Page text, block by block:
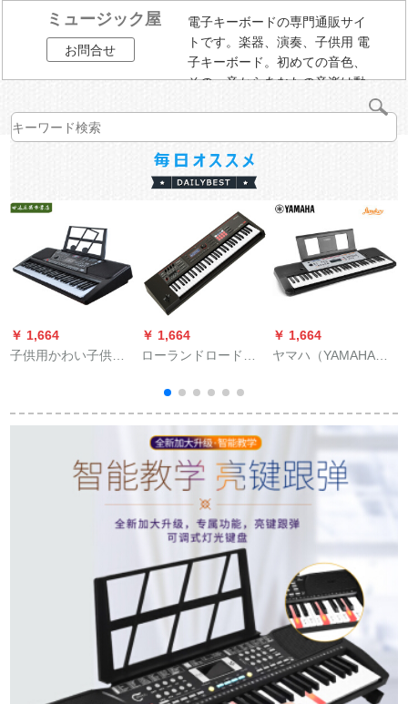
ミュージック屋
お問合せ
電子キーボードの専門通販サイ
トです。楽器、演奏、子供用 電
子キーボード。初めての音色、
その一音からあなたの音楽は動
￥ 1,664
子供用かわい子供用
で61ボタン電子キー
多音階習練版】USB
メモア/携帯帯電話
￥ 1,664
ローランドロード电
ーボード音楽キーボ
ンバーXP 300パソネ
ット音楽ワ`ククボッ
クスの电子キーボー
ドシンセサイザー
￥ 1,664
ヤマハ（YAMAHA）
キーボード子供教育
用琴の公式標準装備